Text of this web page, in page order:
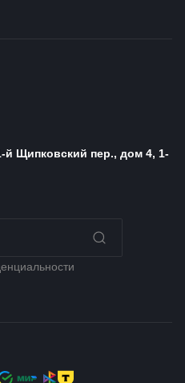
Щипковский пер., дом 4, 1-